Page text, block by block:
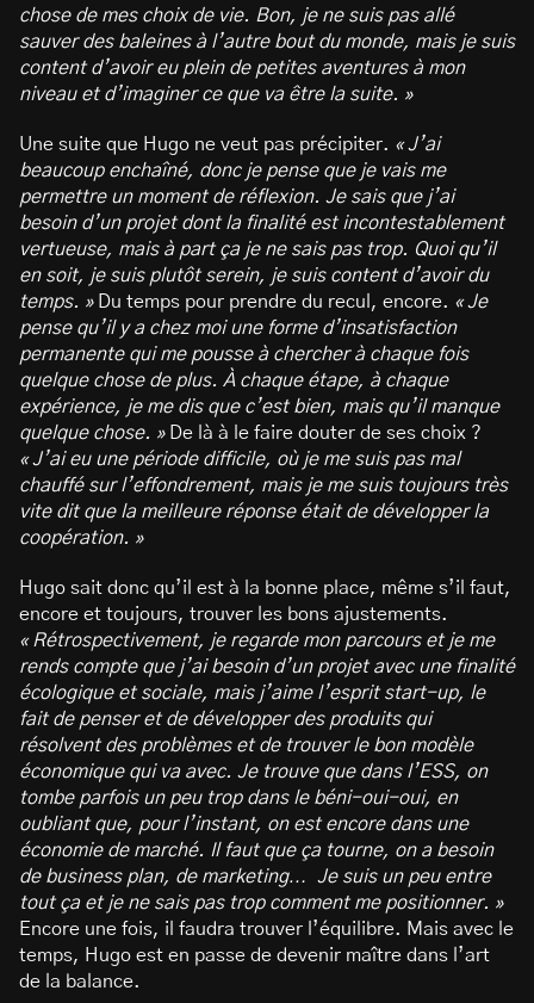
chose de mes choix de vie. Bon, je ne suis pas allé
sauver des baleines à l’autre bout du monde, mais je suis
content d’avoir eu plein de petites aventures à mon
niveau et d’imaginer ce que va être la suite. »
Une suite que Hugo ne veut pas précipiter. « J’ai
beaucoup enchaîné, donc je pense que je vais me
permettre un moment de réflexion. Je sais que j’ai
besoin d’un projet dont la finalité est incontestablement
vertueuse, mais à part ça je ne sais pas trop. Quoi qu’il
en soit, je suis plutôt serein, je suis content d’avoir du
temps. » Du temps pour prendre du recul, encore. « Je
pense qu’il y a chez moi une forme d’insatisfaction
permanente qui me pousse à chercher à chaque fois
quelque chose de plus. À chaque étape, à chaque
expérience, je me dis que c’est bien, mais qu’il manque
quelque chose. »De là à le faire douter de ses choix ?
« J’ai eu une période difficile, où je me suis pas mal
chauffé sur l’effondrement, mais je me suis toujours très
vite dit que la meilleure réponse était de développer la
coopération. »
Hugo sait donc qu’il est à la bonne place, même s’il faut,
encore et toujours, trouver les bons ajustements.
« Rétrospectivement, je regarde mon parcours et je me
rends compte que j’ai besoin d’un projet avec une finalité
écologique et sociale, mais j’aime l’esprit start-up, le
fait de penser et de développer des produits qui
résolvent des problèmes et de trouver le bon modèle
économique qui va avec. Je trouve que dans l’ESS, on
tombe parfois un peu trop dans le béni-oui-oui, en
oubliant que, pour l’instant, on est encore dans une
économie de marché. Il faut que ça tourne, on a besoin
de business plan, de marketing… Je suis un peu entre
tout ça et je ne sais pas trop comment me positionner. »
Encore une fois, il faudra trouver l’équilibre. Mais avec le
temps, Hugo est en passe de devenir maître dans l’art
de la balance.